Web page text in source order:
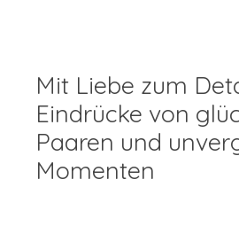
Mit Liebe zum
Eindrücke von
Paaren und
Momenten